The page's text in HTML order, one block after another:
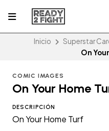
Inicio Superstar
On
COMIC IMAGES
On Your Home
DESCRIPCIÓN
On Your Home Turf